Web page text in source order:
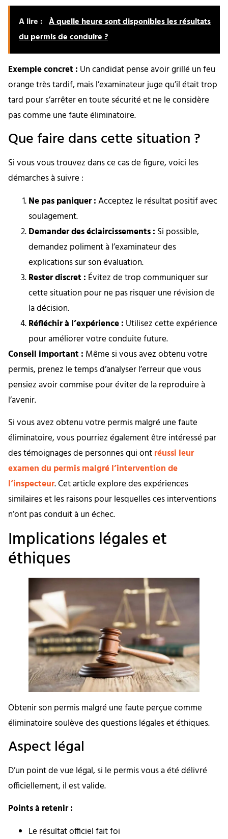
A lire : À quelle heure sont disponibles les résultats
du permis de conduire ?
Exemple concret : Un candidat pense avoir grillé un feu
orange très tardif, mais l’examinateur juge qu’il était trop
tard pour s’arrêter en toute sécurité et ne le considère
pas comme une faute éliminatoire.
Que faire dans cette situation ?
Si vous vous trouvez dans ce cas de figure, voici les
démarches à suivre :
Ne pas paniquer :Acceptez le résultat positif avec
soulagement.
Demander des éclaircissements : Si possible,
demandez poliment à l’examinateur des
explications sur son évaluation.
Rester discret : Évitez de trop communiquer sur
cette situation pour ne pas risquer une révision de
la décision.
Réfléchir à l’expérience : Utilisez cette expérience
pour améliorer votre conduite future.
Conseil important : Même si vous avez obtenu votre
permis, prenez le temps d’analyser l’erreur que vous
pensiez avoir commise pour éviter de la reproduire à
l’avenir.
Si vous avez obtenu votre permis malgré une faute
éliminatoire, vous pourriez également être intéressé par
des témoignages de personnes qui ontréussi leur
examen du permis malgré l’intervention de
l’inspecteur. Cet article explore des expériences
similaires et les raisons pour lesquelles ces interventions
n’ont pas conduit à un échec.
Implications légales et
éthiques
Obtenir son permis malgré une faute perçue comme
éliminatoire soulève des questions légales et éthiques.
Aspect légal
D’un point de vue légal, si le permis vous a été délivré
officiellement, il est valide.
Points à retenir :
Le résultat officiel fait foi